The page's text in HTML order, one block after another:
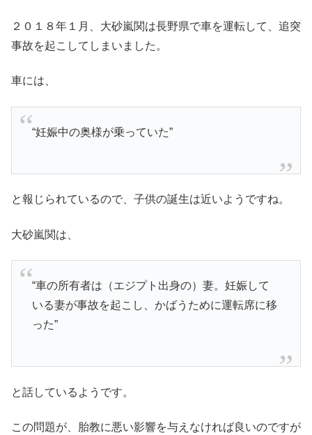
２０１８年１月、大砂嵐関は長野県で車を運転して、追突
事故を起こしてしまいました。
車には、
“妊娠中の奥様が乗っていた”
と報じられているので、子供の誕生は近いようですね。
大砂嵐関は、
“車の所有者は（エジプト出身の）妻。妊娠して
いる妻が事故を起こし、かばうために運転席に移
った”
と話しているようです。
この問題が、胎教に悪い影響を与えなければ良いのですが